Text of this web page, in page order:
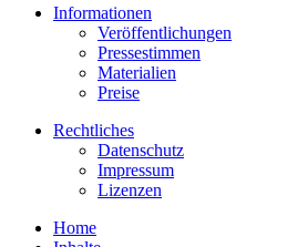
Informationen
Veröffentlichungen
Pressestimmen
Materialien
Preise
Rechtliches
Datenschutz
Impressum
Lizenzen
Home